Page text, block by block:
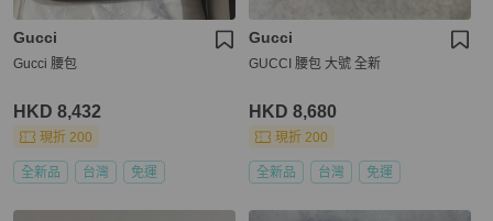
Gucci
Gucci 腰包
HKD 8,432
現折 200
全新品 台灣 免運
Gucci
GUCCI 腰包 大號 全新
HKD 8,680
現折 200
全新品 台灣 免運